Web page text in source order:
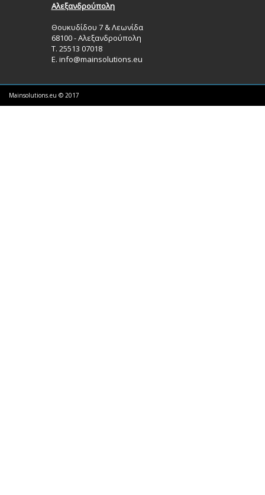
Αλεξανδρούπολη
Θουκυδίδου 7 & Λεωνίδα
68100 - Αλεξανδρούπολη
Τ. 25513 07018
Ε. info@mainsolutions.eu
Mainsolutions.eu © 2017